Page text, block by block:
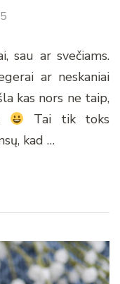
sau ar svečiams.
ar neskaniai
kas nors ne taip,
Tai tik toks
kad …